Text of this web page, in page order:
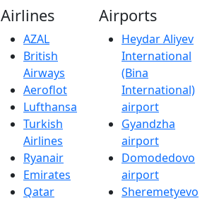
Airlines
AZAL
British
Airways
Aeroflot
Lufthansa
Turkish
Airlines
Ryanair
Emirates
Qatar
Airports
Heydar Aliyev
International
(Bina
International)
airport
Gyandzha
airport
Domodedovo
airport
Sheremetyevo